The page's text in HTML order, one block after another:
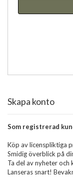
Skapa konto
Som registrerad
Köp av licenspliktiga
Smidig överblick på
Ta del av nyheter och
Lanseras snart!